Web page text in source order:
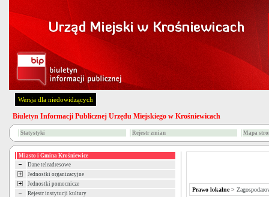
Wersja dla niedowidzących
Biuletyn Informacji Publicznej Urzędu Miejskiego w Krośniewicach
Statystyki Rejestr zmian Mapa
Miasto i Gmina Krośniewice
Dane teleadresowe
Jednostki organizacyjne
Jednostki pomocnicze
Rejestr instytucji kultury
Prawo lokalne>